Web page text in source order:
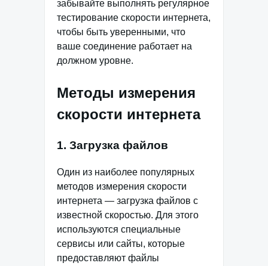
забывайте выполнять регулярное
тестирование скорости интернета,
чтобы быть уверенными, что
ваше соединение работает на
должном уровне.
Методы измерения
скорости интернета
1. Загрузка файлов
Один из наиболее популярных
методов измерения скорости
интернета — загрузка файлов с
известной скоростью. Для этого
используются специальные
сервисы или сайты, которые
предоставляют файлы